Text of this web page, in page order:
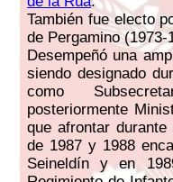
También fue electo
de Pergamino (1973-
Desempeñó una
siendo designado
como
posteriormente
que afrontar
de 1987 y 1988
Seineldín y en